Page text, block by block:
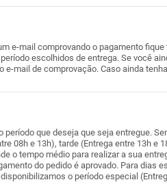
e-mail comprovando o pagamento fique
escolhidos de entrega. Se você
e-mail de comprovação. Caso ainda
que deseja que seja entregue.
08h e 13h), tarde (Entrega entre 13h e
o tempo médio para realizar a sua
do pedido é aprovado. Para dias
o período especial